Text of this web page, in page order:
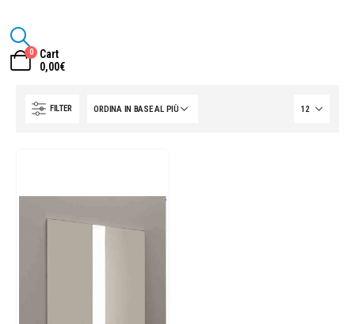
0
Cart
0,00€
FILTER